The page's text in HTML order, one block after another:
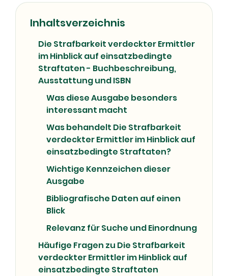
Criminal investigation
Inhaltsverzeichnis
Die Strafbarkeit verdeckter Ermittler
im Hinblick auf einsatzbedingte
Straftaten - Buchbeschreibung,
Ausstattung und ISBN
Was diese Ausgabe besonders
interessant macht
Was behandelt Die Strafbarkeit
verdeckter Ermittler im Hinblick auf
einsatzbedingte Straftaten?
Wichtige Kennzeichen dieser
Ausgabe
Bibliografische Daten auf einen
Blick
Relevanz für Suche und Einordnung
Häufige Fragen zu Die Strafbarkeit
verdeckter Ermittler im Hinblick auf
einsatzbedingte Straftaten